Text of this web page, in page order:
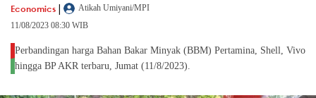
Economics |
Atikah Umiyani/MPI
11/08/2023 08:30 WIB
Perbandingan harga Bahan Bakar Minyak (BBM) Pertamina, Shell, Vivo
hingga BP AKR terbaru, Jumat (11/8/2023).